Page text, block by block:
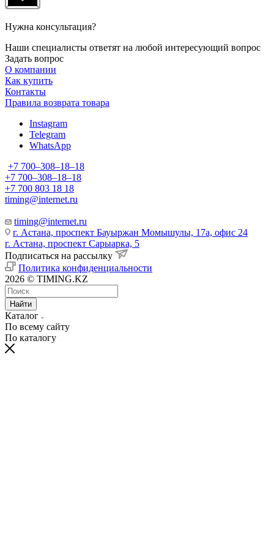
Нужна консультация?
Наши специалисты ответят на любой интересующий вопрос
Задать вопрос
О компании
Как купить
Контакты
Правила возврата товара
Instagram
Telegram
WhatsApp
+7 700‒308‒18‒18
+7 700‒308‒18‒18
+7 700 803 18 18
timing@internet.ru
timing@internet.ru
г. Астана, проспект Бауыржан Момышулы, 17а, офис 24
г. Астана, проспект Сарыарка, 5
Подписаться на рассылку
Политика конфиденциальности
2026 © TIMING.KZ
Найти
Каталог
По всему сайту
По каталогу